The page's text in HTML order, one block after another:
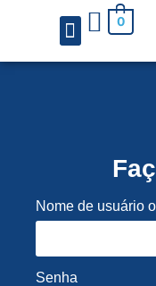
0
Nome de usuário
Senha